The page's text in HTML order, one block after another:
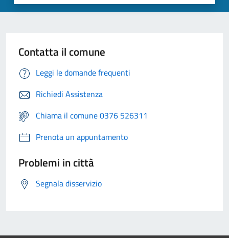
Contatta il comune
Leggi le domande frequenti
Richiedi Assistenza
Chiama il comune 0376 526311
Prenota un appuntamento
Problemi in città
Segnala disservizio